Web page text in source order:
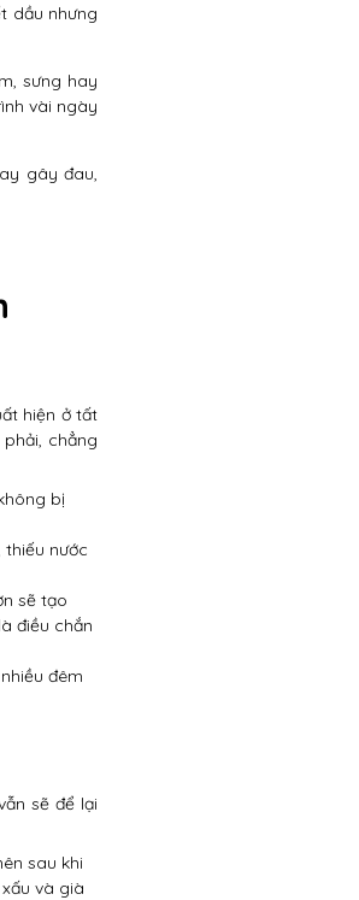
dầu nhưng
sưng hay
vài ngày
gây đau,
hiện ở tất
chẳng
bị
nước
sẽ tạo
điều chắn
đêm
sẽ để lại
sau khi
và già